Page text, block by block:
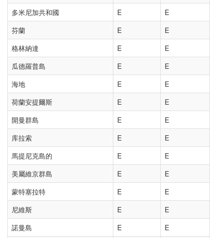
多米尼加共和國
E
E
芬蘭
E
E
格林納達
E
E
瓜德羅普島
E
E
海地
E
E
荷蘭安提爾斯
E
E
開曼群島
E
E
库拉索
E
E
馬提尼克島的
E
E
美屬維京群島
E
E
蒙特塞拉特
E
E
尼維斯
E
E
諾曼島
E
E